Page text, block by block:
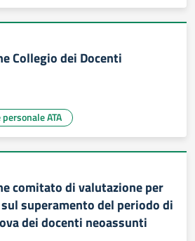
Collegio dei Docenti
ATA
comitato di valutazione per
superamento del periodo di
dei docenti neoassunti